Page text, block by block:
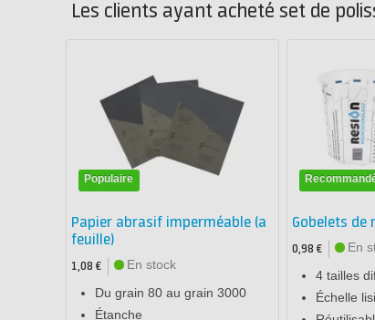
Les clients ayant acheté set de
Populaire
Papier abrasif imperméable (a
feuille)
1,08 €
En stock
Du grain 80 au grain 3000
Étanche
Gobelets de
0,98 €
En
4 tailles
Échelle